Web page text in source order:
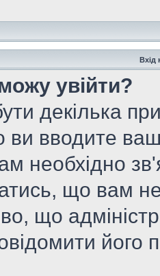
Вхід
увійти?
декілька
ви вводите
необхідно
що вам
що